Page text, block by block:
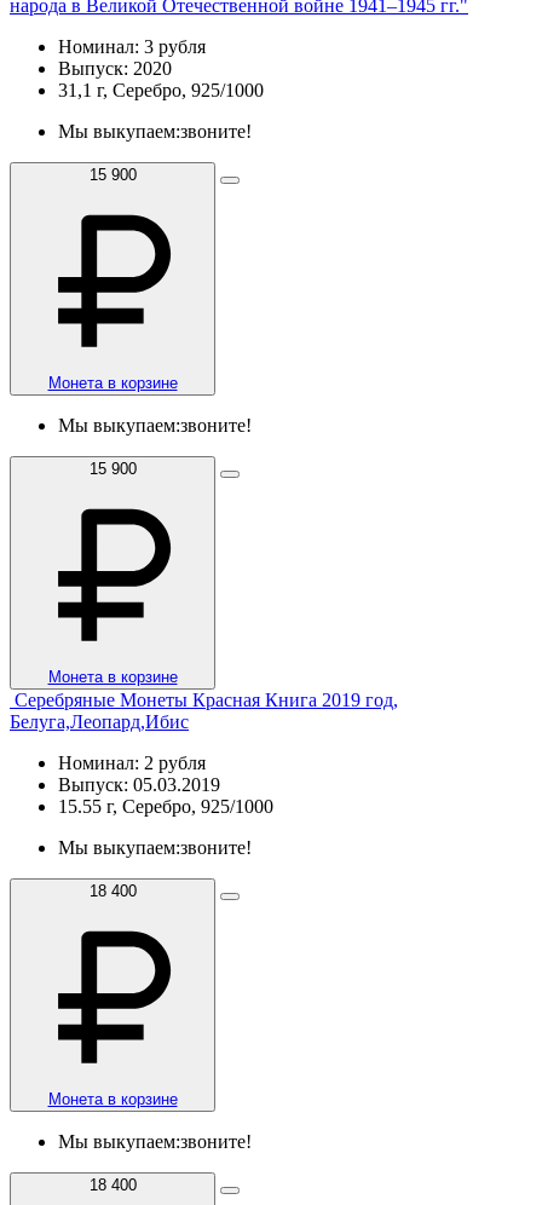
народа в Великой Отечественной войне 1941–1945 гг."
Номинал: 3 рубля
Выпуск: 2020
31,1 г, Серебро, 925/1000
Мы выкупаем:звоните!
15 900
Монета в корзине
Мы выкупаем:звоните!
15 900
Монета в корзине
Серебряные Монеты Красная Книга 2019 год,
Белуга,Леопард,Ибис
Номинал: 2 рубля
Выпуск: 05.03.2019
15.55 г, Серебро, 925/1000
Мы выкупаем:звоните!
18 400
Монета в корзине
Мы выкупаем:звоните!
18 400